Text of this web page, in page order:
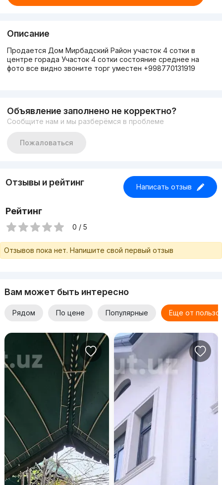
Описание
Продается Дом Мирбадский Район участок 4 сотки в
центре горада Участок 4 сотки состояние среднее на
фото все видно звоните торг уместен +998770131919
Объявление заполнено не корректно?
Сообщите нам и мы разберёмся в проблеме
Пожаловаться
Отзывы и рейтинг Написать отзыв
Рейтинг
0 / 5
Отзывов пока нет. Напишите свой первый отзыв
Вам может быть интересно
Рядом По цене Популярные Еще от